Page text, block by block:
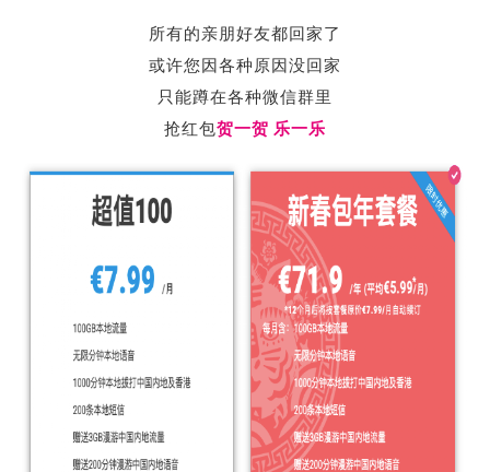
所有的亲朋好友都回家了
或许您因各种原因没回家
只能蹲在各种微信群里
抢红包贺一贺 乐一乐